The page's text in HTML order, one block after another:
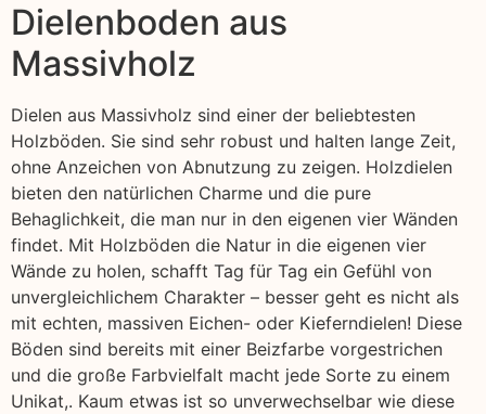
Dielenboden aus
Massivholz
Dielen aus Massivholz sind einer der beliebtesten
Holzböden. Sie sind sehr robust und halten lange Zeit,
ohne Anzeichen von Abnutzung zu zeigen. Holzdielen
bieten den natürlichen Charme und die pure
Behaglichkeit, die man nur in den eigenen vier Wänden
findet. Mit Holzböden die Natur in die eigenen vier
Wände zu holen, schafft Tag für Tag ein Gefühl von
unvergleichlichem Charakter – besser geht es nicht als
mit echten, massiven Eichen- oder Kieferndielen! Diese
Böden sind bereits mit einer Beizfarbe vorgestrichen
und die große Farbvielfalt macht jede Sorte zu einem
Unikat,. Kaum etwas ist so unverwechselbar wie diese